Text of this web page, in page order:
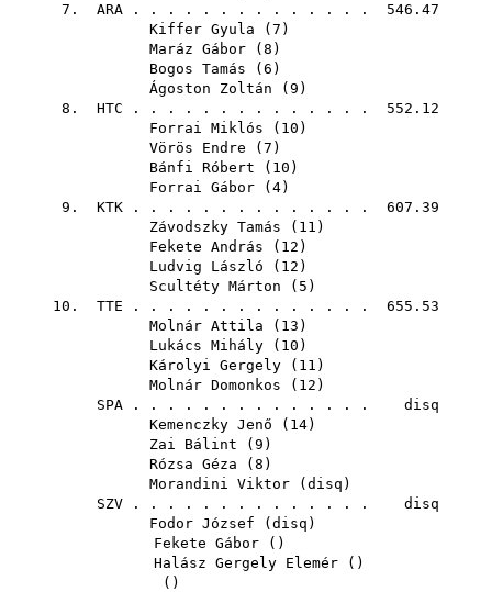
7. ARA . . . . . . . . . . . . . . 546.47
Kiffer Gyula ( 7 )
Maráz Gábor ( 8 )
Bogos Tamás ( 6 )
Ágoston Zoltán ( 9 )
8. HTC . . . . . . . . . . . . . . 552.12
Forrai Miklós ( 10 )
Vörös Endre ( 7 )
Bánfi Róbert ( 10 )
Forrai Gábor ( 4)
9. KTK . . . . . . . . . . . . . . 607.39
Závodszky Tamás ( 11 )
Fekete András ( 12 )
Ludvig László ( 12 )
Scultéty Márton ( 5 )
10. TTE . . . . . . . . . . . . . . 655.53
Molnár Attila ( 13 )
Lukács Mihály ( 10 )
Károlyi Gergely ( 11 )
Molnár Domonkos ( 12 )
SPA . . . . . . . . . . . . . . disq
Kemenczky Jenő ( 14)
Zai Bálint ( 9 )
Rózsa Géza ( 8 )
Morandini Viktor ( disq )
SZV . . . . . . . . . . . . . . disq
Fodor József ( disq )
Fekete Gábor ()
Halász Gergely Elemér ()
()